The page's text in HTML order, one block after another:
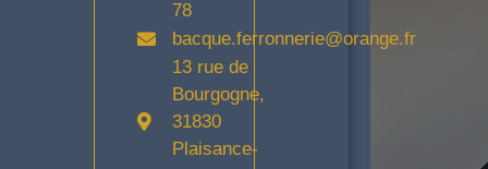
78
bacque.ferronnerie@orange.fr
13 rue de
Bourgogne,
31830
Plaisance-